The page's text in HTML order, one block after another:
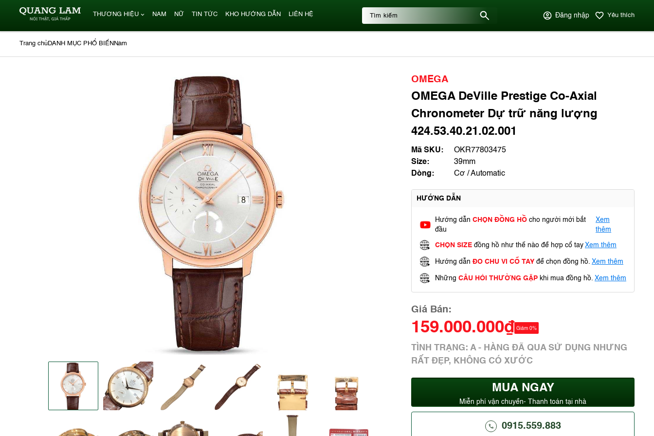
THƯƠNG HIỆU NAM NỮ TIN TỨC KHO HƯỚNG DẪN LIÊN HỆ Đăng nhập Yêu thích
Trang chủDANH MỤC PHỔ BIẾN Nam
OMEGA
OMEGA DeVille Prestige Co-Axial
Chronometer Dự trữ năng lượng
424.53.40.21.02.001
Mã SKU:
OKR77803475
Size:
39mm
Dòng:
Cơ / Automatic
HƯỚNG DẪN
Hướng dẫn CHỌN ĐỒNG HỒ cho người mới bắt
đầu
Xem
thêm
CHỌN SIZE đồng hồ như thế nào để hợp cổ tay Xem thêm
Hướng dẫn ĐO CHU VI CỔ TAY để chọn đồng hồ. Xem thêm
Những CÂU HỎI THƯỜNG GẶP khi mua đồng hồ. Xem thêm
Giá Bán:
159.000.000₫ Giảm 0%
TÌNH TRẠNG: A - HÀNG ĐÃ QUA SỬ DỤNG NHƯNG
RẤT ĐẸP, KHÔNG CÓ XƯỚC
MUA NGAY
Miễn phí vận chuyển- Thanh toán tại nhà
0915.559.883